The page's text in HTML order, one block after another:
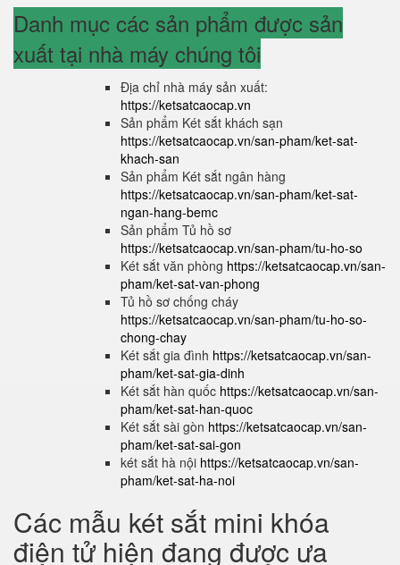
Danh mục các sản phẩm được sản
xuất tại nhà máy chúng tôi
Địa chỉ nhà máy sản xuất:
https://ketsatcaocap.vn
Sản phẩm Két sắt khách sạn
https://ketsatcaocap.vn/san-pham/ket-sat-
khach-san
Sản phẩm Két sắt ngân hàng
https://ketsatcaocap.vn/san-pham/ket-sat-
ngan-hang-bemc
Sản phẩm Tủ hồ sơ
https://ketsatcaocap.vn/san-pham/tu-ho-so
Két sắt văn phòng https://ketsatcaocap.vn/san-
pham/ket-sat-van-phong
Tủ hồ sơ chống cháy
https://ketsatcaocap.vn/san-pham/tu-ho-so-
chong-chay
Két sắt gia đình https://ketsatcaocap.vn/san-
pham/ket-sat-gia-dinh
Két sắt hàn quốc https://ketsatcaocap.vn/san-
pham/ket-sat-han-quoc
Két sắt sài gòn https://ketsatcaocap.vn/san-
pham/ket-sat-sai-gon
két sắt hà nội https://ketsatcaocap.vn/san-
pham/ket-sat-ha-noi
Các mẫu két sắt mini khóa
điện tử hiện đang được ưa